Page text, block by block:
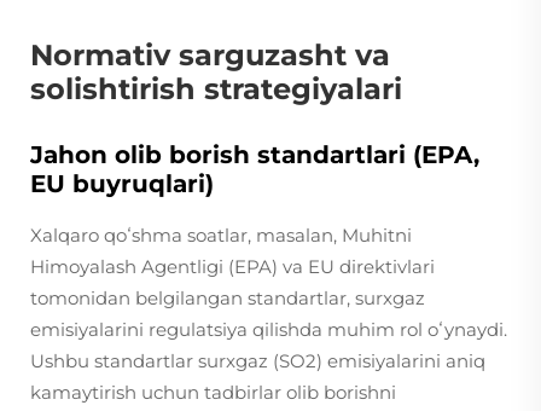
Normativ sarguzasht va
solishtirish strategiyalari
Jahon olib borish standartlari (EPA,
EU buyruqlari)
Xalqaro qoʻshma soatlar, masalan, Muhitni
Himoyalash Agentligi (EPA) va EU direktivlari
tomonidan belgilangan standartlar, surxgaz
emisiyalarini regulatsiya qilishda muhim rol oʻynaydi.
Ushbu standartlar surxgaz (SO2) emisiyalarini aniq
kamaytirish uchun tadbirlar olib borishni